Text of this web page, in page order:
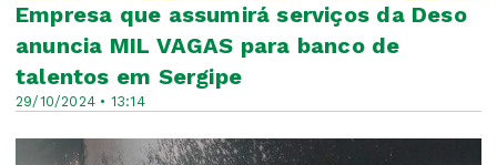
29/10/2024 • 13:14
Empresa que assumirá serviços da Deso
anuncia MIL VAGAS para banco de
talentos em Sergipe